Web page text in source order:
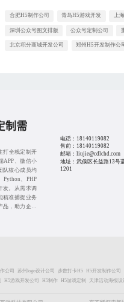
合肥H5制作公司 青岛H5游戏开发 上
深圳公众号图文排版 公众号定制公司
北京积分商城开发公司 郑州H5开发制作公
制需
打全栈定制开
APP、微信小
队核心成员均
Python、PHP
发。从需求调
精准捕捉业务
，助力企业
电话： 18140119082
售前： 18140119082
邮箱：liujie@cdlchd.com
地址：武侯区长益路13号
1201
公司 苏州logo设计公司 步数打卡H5
H5开发制作公司
H5游戏开发公司 H5制作 H5游戏定制 天津活动海报设